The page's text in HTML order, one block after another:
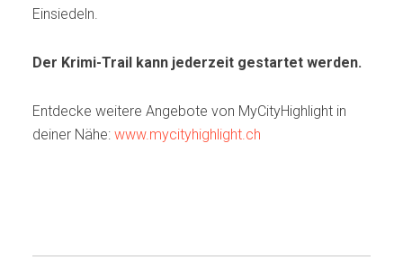
Einsiedeln.
Der Krimi-Trail kann jederzeit gestartet werden.
Entdecke weitere Angebote von MyCityHighlight in
deiner Nähe: www.mycityhighlight.ch